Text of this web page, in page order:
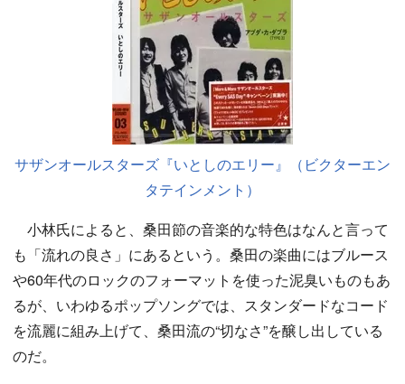
サザンオールスターズ『いとしのエリー』（ビクターエン
タテインメント）
小林氏によると、桑田節の音楽的な特色はなんと言って
も「流れの良さ」にあるという。桑田の楽曲にはブルース
や60年代のロックのフォーマットを使った泥臭いものもあ
るが、いわゆるポップソングでは、スタンダードなコード
を流麗に組み上げて、桑田流の“切なさ”を醸し出している
のだ。